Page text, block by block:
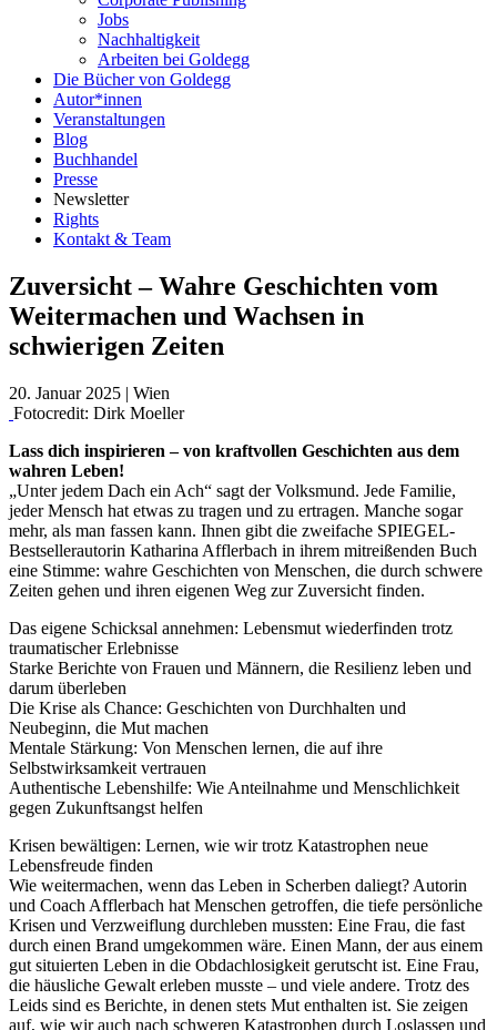
Jobs
Nachhaltigkeit
Arbeiten bei Goldegg
Die Bücher von Goldegg
Autor*innen
Veranstaltungen
Blog
Buchhandel
Presse
Newsletter
Rights
Kontakt & Team
Zuversicht – Wahre Geschichten vom
Weitermachen und Wachsen in
schwierigen Zeiten
20. Januar 2025 | Wien
Fotocredit: Dirk Moeller
Lass dich inspirieren – von kraftvollen Geschichten aus dem
wahren Leben!
„Unter jedem Dach ein Ach“ sagt der Volksmund. Jede Familie,
jeder Mensch hat etwas zu tragen und zu ertragen. Manche sogar
mehr, als man fassen kann. Ihnen gibt die zweifache SPIEGEL-
Bestsellerautorin Katharina Afflerbach in ihrem mitreißenden Buch
eine Stimme: wahre Geschichten von Menschen, die durch schwere
Zeiten gehen und ihren eigenen Weg zur Zuversicht finden.
Das eigene Schicksal annehmen: Lebensmut wiederfinden trotz
traumatischer Erlebnisse
Starke Berichte von Frauen und Männern, die Resilienz leben und
darum überleben
Die Krise als Chance: Geschichten von Durchhalten und
Neubeginn, die Mut machen
Mentale Stärkung: Von Menschen lernen, die auf ihre
Selbstwirksamkeit vertrauen
Authentische Lebenshilfe: Wie Anteilnahme und Menschlichkeit
gegen Zukunftsangst helfen
Krisen bewältigen: Lernen, wie wir trotz Katastrophen neue
Lebensfreude finden
Wie weitermachen, wenn das Leben in Scherben daliegt? Autorin
und Coach Afflerbach hat Menschen getroffen, die tiefe persönliche
Krisen und Verzweiflung durchleben mussten: Eine Frau, die fast
durch einen Brand umgekommen wäre. Einen Mann, der aus einem
gut situierten Leben in die Obdachlosigkeit gerutscht ist. Eine Frau,
die häusliche Gewalt erleben musste – und viele andere. Trotz des
Leids sind es Berichte, in denen stets Mut enthalten ist. Sie zeigen
auf, wie wir auch nach schweren Katastrophen durch Loslassen und